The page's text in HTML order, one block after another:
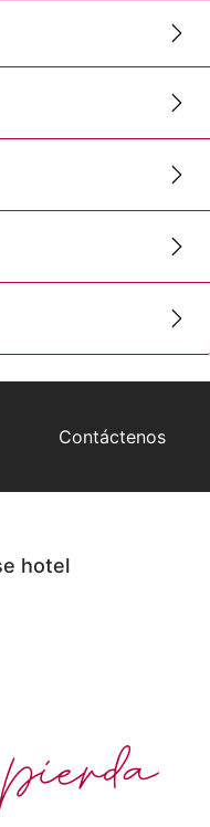
Contáctenos
hotel